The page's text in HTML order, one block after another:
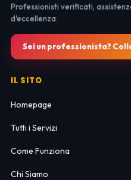
Professionisti verificati,
d'eccellenza.
Sei un professionista?
IL SITO
Homepage
Tutti i Servizi
Come Funziona
Chi Siamo